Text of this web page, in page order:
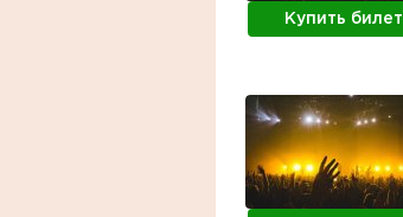
Купить билет